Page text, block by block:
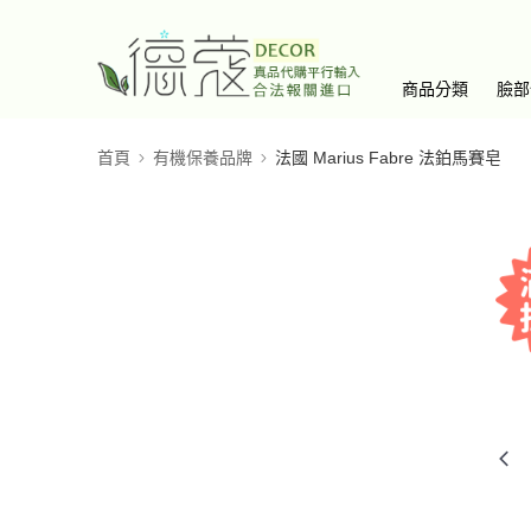
商品分類 臉
首頁 有機保養品牌 法國 Marius Fabre 法鉑馬賽皂